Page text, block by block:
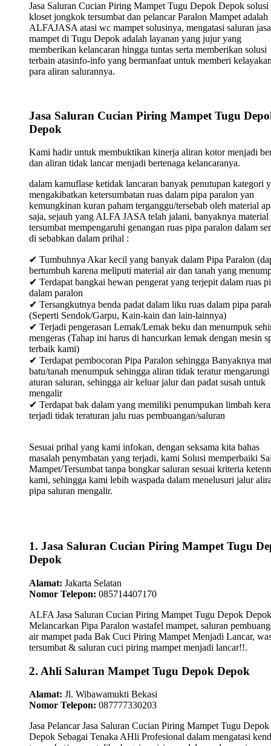
Jasa Saluran Cucian Piring Mampet Tugu Depok Depok solusi
kloset jongkok tersumbat dan pelancar Paralon Mampet adalah
ALFAJASA atasi wc mampet solusinya, mengatasi saluran jasa
mampet di Tugu Depok adalah layanan yang jujur yang
memberikan kelancaran hingga tuntas serta memberikan solusi
terbain atasinfo-info yang bermanfaat untuk memberi
para aliran salurannya.
Jasa Saluran Cucian Piring Mampet Tugu
Depok
Kami hadir untuk membuktikan kinerja aliran kotor menjadi
dan aliran tidak lancar menjadi bertenaga kelancaranya.
dalam kamuflase ketidak lancaran banyak penutupan kategori
mengakibatkan ketersumbatan ruas dalam pipa paralon yan
kemungkinan kuran paham terganggu/tersebab oleh material
saja, sejauh yang ALFA JASA telah jalani, banyaknya material
tersumbat mempengaruhi genangan ruas pipa paralon dalam
di sebabkan dalam prihal :
✔ Tumbuhnya Akar kecil yang banyak dalam Pipa Paralon
bertumbuh karena meliputi material air dan tanah yang
✔ Terdapat bangkai hewan pengerat yang terjepit dalam ruas
dalam paralon
✔ Tersangkutnya benda padat dalam liku ruas dalam pipa
(Seperti Sendok/Garpu, Kain-kain dan lain-lainnya)
✔ Terjadi pengerasan Lemak/Lemak beku dan menumpuk
mengeras (Tahap ini harus di hancurkan lemak dengan mesin
terbaik kami)
✔ Terdapat pembocoran Pipa Paralon sehingga Banyaknya
batu/tanah menumpuk sehingga aliran tidak teratur mengarungi
aturan saluran, sehingga air keluar jalur dan padat susah untuk
mengalir
✔ Terdapat bak dalam yang memiliki penumpukan limbah
terjadi tidak teraturan jalu ruas pembuangan/saluran
Sesuai prihal yang kami infokan, dengan seksama kita bahas
masalah penymbatan yang terjadi, kami Solusi memperbaiki
Mampet/Tersumbat tanpa bongkar saluran sesuai kriteria
kami, sehingga kami lebih waspada dalam menelusuri jalur
pipa saluran mengalir.
1. Jasa Saluran Cucian Piring Mampet Tugu
Depok
Alamat: Jakarta Selatan
Nomor Telepon: 085714407170
ALFA Jasa Saluran Cucian Piring Mampet Tugu Depok Depok
Melancarkan Pipa Paralon wastafel mampet, saluran
air mampet pada Bak Cuci Piring Mampet Menjadi Lancar,
tersumbat & saluran cuci piring mampet menjadi lancar!!.
2. Ahli Saluran Mampet Tugu Depok Depok
Alamat: Jl. Wibawamukti Bekasi
Nomor Telepon: 087777330203
Jasa Pelancar Jasa Saluran Cucian Piring Mampet Tugu Depok
Depok Sebagai Tenaka AHli Profesional dalam mengatasi